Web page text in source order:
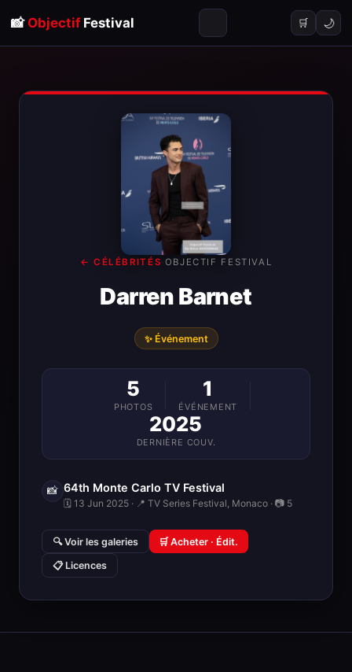
📸 ObjectifFestival 🛒 🌙
← CÉLÉBRITÉS· OBJECTIF FESTIVAL
Darren Barnet
✨ Événement
5
PHOTOS
1
ÉVÉNEMENT
2025
DERNIÈRE COUV.
📸 64th Monte Carlo TV Festival
🗓 13 Jun 2025 · 📍 TV Series Festival, Monaco · 📷 5
🔍 Voir les galeries 🛒 Acheter · Édit.
📋 Licences